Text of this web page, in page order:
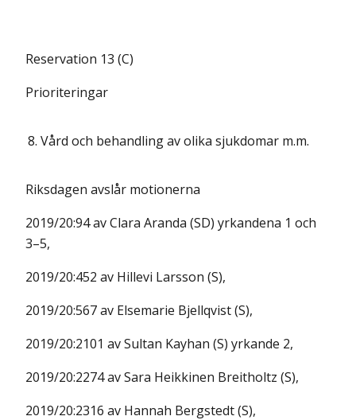
Reservation 13 (C)
Prioriteringar
8. Vård och behandling av olika sjukdomar m.m.
Riksdagen avslår motionerna
2019/20:94 av Clara Aranda (SD) yrkandena 1 och
3–5,
2019/20:452 av Hillevi Larsson (S),
2019/20:567 av Elsemarie Bjellqvist (S),
2019/20:2101 av Sultan Kayhan (S) yrkande 2,
2019/20:2274 av Sara Heikkinen Breitholtz (S),
2019/20:2316 av Hannah Bergstedt (S),